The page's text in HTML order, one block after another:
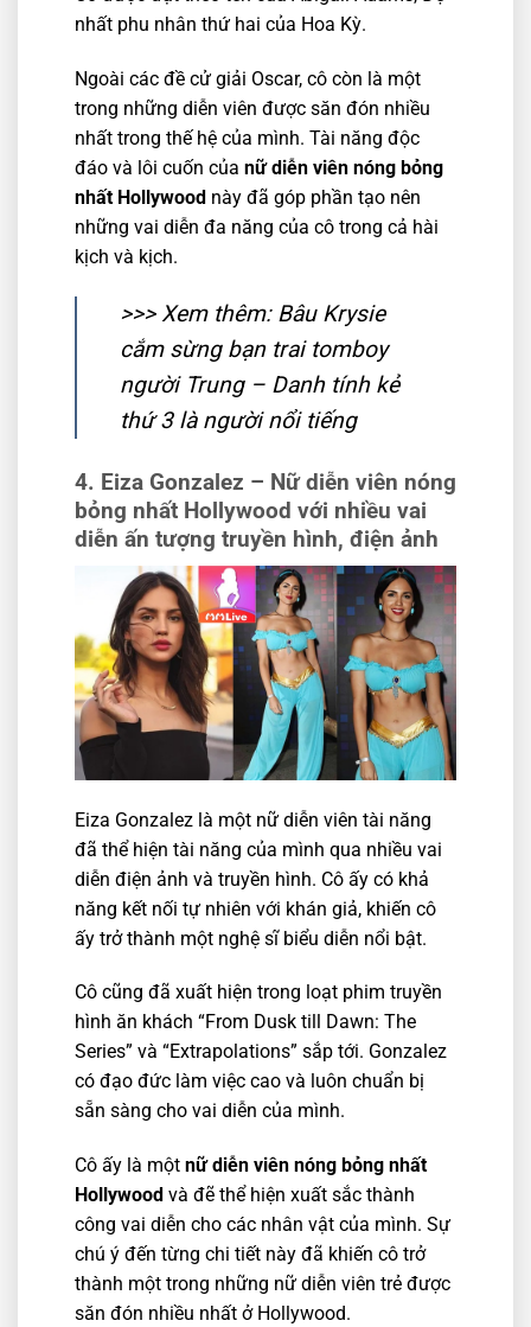
nhất phu nhân thứ hai của Hoa Kỳ.
Ngoài các đề cử giải Oscar, cô còn là một
trong những diễn viên được săn đón nhiều
nhất trong thế hệ của mình. Tài năng độc
đáo và lôi cuốn của nữ diễn viên nóng bỏng
nhất Hollywood này đã góp phần tạo nên
những vai diễn đa năng của cô trong cả hài
kịch và kịch.
>>> Xem thêm: Bâu Krysie
cắm sừng bạn trai tomboy
người Trung – Danh tính kẻ
thứ 3 là người nổi tiếng
4. Eiza Gonzalez – Nữ diễn viên nóng
bỏng nhất Hollywood với nhiều vai
diễn ấn tượng truyền hình, điện ảnh
Eiza Gonzalez là một nữ diễn viên tài năng
đã thể hiện tài năng của mình qua nhiều vai
diễn điện ảnh và truyền hình. Cô ấy có khả
năng kết nối tự nhiên với khán giả, khiến cô
ấy trở thành một nghệ sĩ biểu diễn nổi bật.
Cô cũng đã xuất hiện trong loạt phim truyền
hình ăn khách “From Dusk till Dawn: The
Series” và “Extrapolations” sắp tới. Gonzalez
có đạo đức làm việc cao và luôn chuẩn bị
sẵn sàng cho vai diễn của mình.
Cô ấy là một nữ diễn viên nóng bỏng nhất
Hollywood và đẽ thể hiện xuất sắc thành
công vai diễn cho các nhân vật của mình. Sự
chú ý đến từng chi tiết này đã khiến cô trở
thành một trong những nữ diễn viên trẻ được
săn đón nhiều nhất ở Hollywood.